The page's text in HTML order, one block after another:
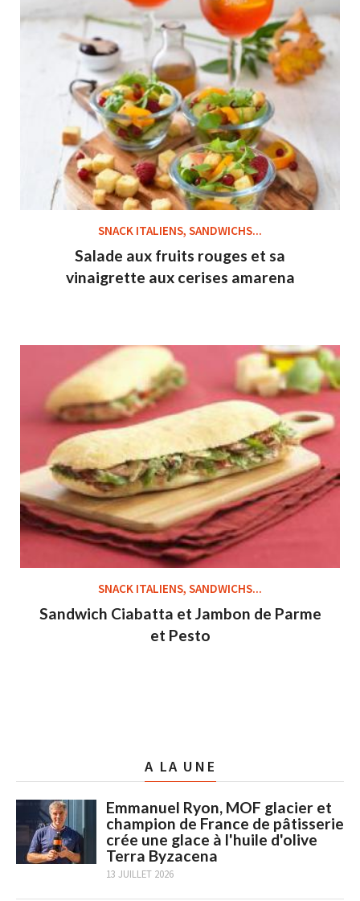
SNACK ITALIENS, SANDWICHS...
Salade aux fruits rouges et sa
vinaigrette aux cerises amarena
SNACK ITALIENS, SANDWICHS...
Sandwich Ciabatta et Jambon de Parme
et Pesto
A LA UNE
Emmanuel Ryon, MOF glacier et
champion de France de pâtisserie
crée une glace à l'huile d'olive
Terra Byzacena
13 JUILLET 2026